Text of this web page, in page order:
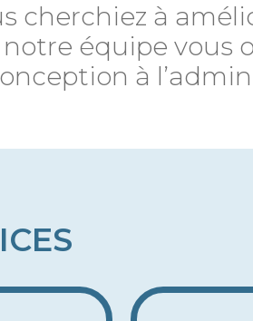
cherchiez à
équipe vous
à